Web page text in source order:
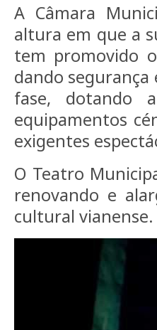
A Câmara
altura em que a
tem promovido
dando segurança
fase, dotando
equipamentos
exigentes
O Teatro
renovando e
cultural vianense.